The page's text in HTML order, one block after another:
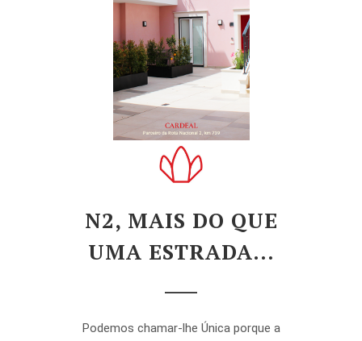
N2, MAIS DO QUE
UMA ESTRADA…
Podemos chamar-lhe Única porque a